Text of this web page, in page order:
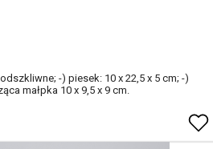
-) piesek: 10 x 22,5 x 5 cm; -)
małpka 10 x 9,5 x 9 cm.